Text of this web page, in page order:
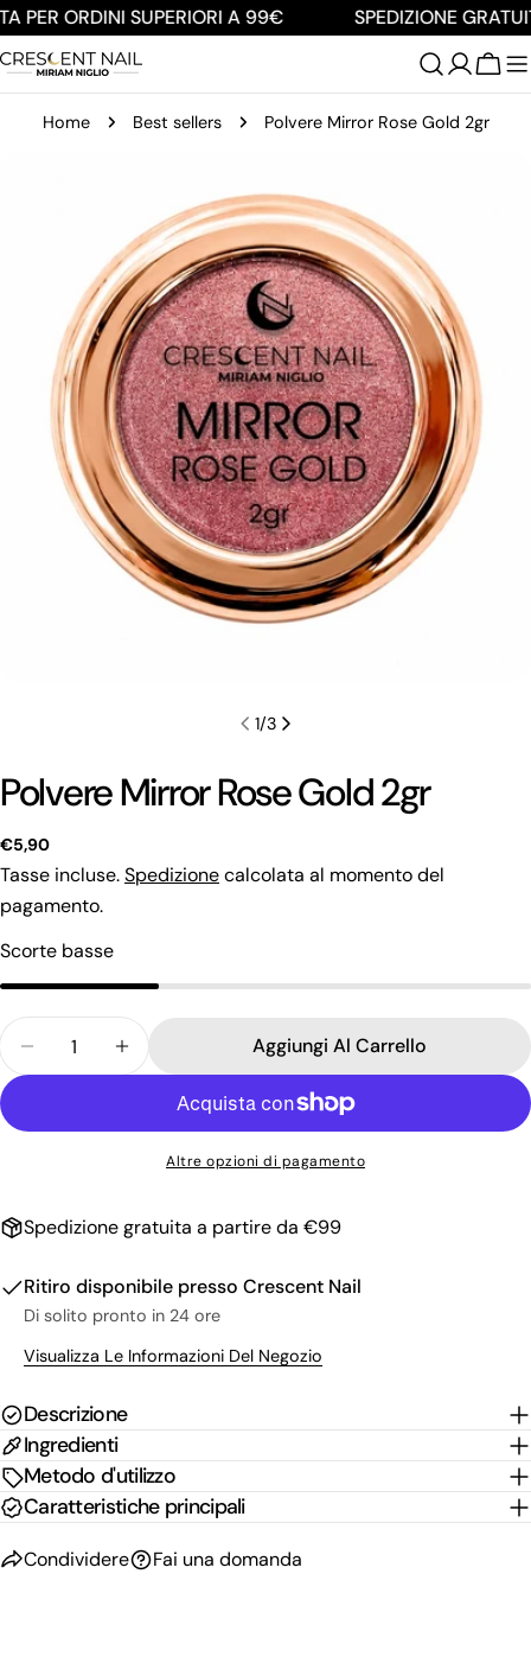
Salta
contenuto
PER ORDINI SUPERIORI A 99€ SPEDIZIONE
Home Best sellers Polvere Mirror Rose Gold 2gr
supporto 0 in modalità modale
1/3
Polvere Mirror Rose Gold 2gr
Prezzo
regolare
€5,90
Tasse incluse.Spedizionecalcolata al momento del
pagamento.
Scorte basse
Quantità
Diminuisci La Quantità Per Polvere Mirror Rose
Aumenta La Quantità Per Polvere Mirror
Aggiungi Al Carrello
Altre opzioni di pagamento
Spedizione gratuita a partire da €99
Ritiro disponibile presso Crescent Nail
Di solito pronto in 24 ore
Visualizza Le Informazioni Del Negozio
Descrizione
Ingredienti
Metodo d'utilizzo
Caratteristiche principali
Condividere
Condividi questo prodotto
su
Condividi
su su
Fai una domanda
nome
Il
tuo
I campi contrassegnati * sono obbligatori.
Invia Domanda